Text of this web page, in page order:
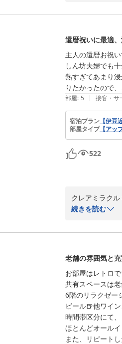
お部屋からの
いただけたご様
また、日本酒の
いただいたお
これからも、
またのお越し
2026-08-03
還暦祝いに最適
主人の還暦お祝
しん坊夫婦でも
熱すぎてあまり
りたかったので
部屋: 5 | 接客・サ
宿泊プラン 【伊
部屋タイプ【アッ
522
クレアミラクル
にもご満足い
一方で、温泉の
いただいたご意
「また伺いた
このたびはご宿
稲取温泉 稲取
2026-07-12
続きを読む
老舗の雰囲気と
お部屋はレトロで
共有スペースは
6階のリラクゼー
ビール🍺他ワイ
時間帯区分にて、
ほとんどオールイ
また、リピートし